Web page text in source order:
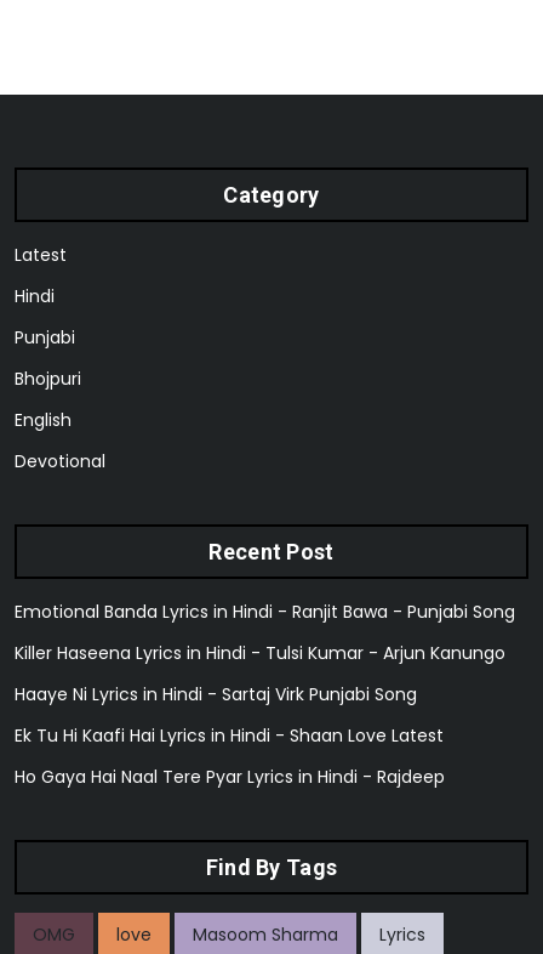
Category
Latest
Hindi
Punjabi
Bhojpuri
English
Devotional
Recent Post
Emotional Banda Lyrics in Hindi - Ranjit Bawa - Punjabi Song
Killer Haseena Lyrics in Hindi - Tulsi Kumar - Arjun Kanungo
Haaye Ni Lyrics in Hindi - Sartaj Virk Punjabi Song
Ek Tu Hi Kaafi Hai Lyrics in Hindi - Shaan Love Latest
Ho Gaya Hai Naal Tere Pyar Lyrics in Hindi - Rajdeep
Find By Tags
OMG love Masoom Sharma Lyrics